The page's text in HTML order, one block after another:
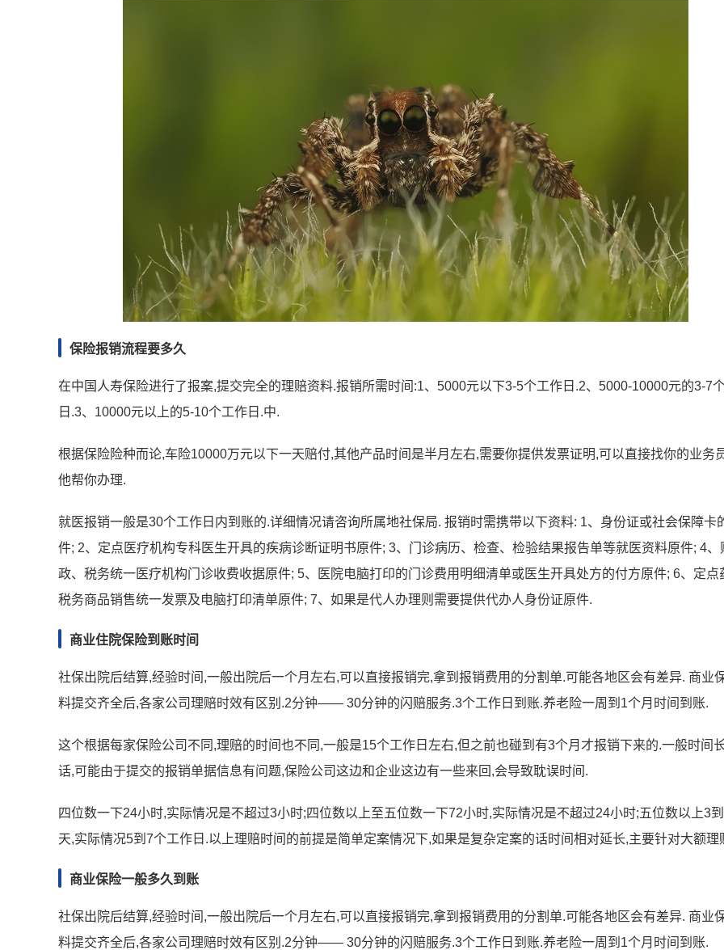
保险报销流程要多久
在中国人寿保险进行了报案,提交完全的理赔资料.报销所需时间:1、5000元以下3-5个工作日.2、5000-10000元的3-7
日.3、10000元以上的5-10个工作日.中.
根据保险险种而论,车险10000万元以下一天赔付,其他产品时间是半月左右,需要你提供发票证明,可以直接找你的业务
他帮你办理.
就医报销一般是30个工作日内到账的.详细情况请咨询所属地社保局. 报销时需携带以下资料: 1、身份证或社会保障卡
件; 2、定点医疗机构专科医生开具的疾病诊断证明书原件; 3、门诊病历、检查、检验结果报告单等就医资料原件; 4、
政、税务统一医疗机构门诊收费收据原件; 5、医院电脑打印的门诊费用明细清单或医生开具处方的付方原件; 6、定点
税务商品销售统一发票及电脑打印清单原件; 7、如果是代人办理则需要提供代办人身份证原件.
商业住院保险到账时间
社保出院后结算,经验时间,一般出院后一个月左右,可以直接报销完,拿到报销费用的分割单.可能各地区会有差异. 商业
料提交齐全后,各家公司理赔时效有区别.2分钟—— 30分钟的闪赔服务.3个工作日到账.养老险一周到1个月时间到账.
这个根据每家保险公司不同,理赔的时间也不同,一般是15个工作日左右,但之前也碰到有3个月才报销下来的.一般时间
话,可能由于提交的报销单据信息有问题,保险公司这边和企业这边有一些来回,会导致耽误时间.
四位数一下24小时,实际情况是不超过3小时;四位数以上至五位数一下72小时,实际情况是不超过24小时;五位数以上3
天,实际情况5到7个工作日.以上理赔时间的前提是简单定案情况下,如果是复杂定案的话时间相对延长,主要针对大额理
商业保险一般多久到账
社保出院后结算,经验时间,一般出院后一个月左右,可以直接报销完,拿到报销费用的分割单.可能各地区会有差异. 商业
料提交齐全后,各家公司理赔时效有区别.2分钟—— 30分钟的闪赔服务.3个工作日到账.养老险一周到1个月时间到账.